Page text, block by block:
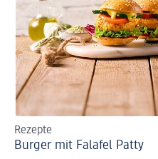
Rezepte
Burger mit Falafel Patty